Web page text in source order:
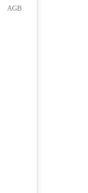
AGB